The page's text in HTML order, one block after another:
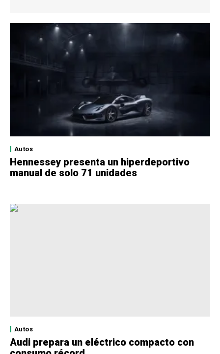
Autos
Hennessey presenta un hiperdeportivo
manual de solo 71 unidades
Autos
Audi prepara un eléctrico compacto con